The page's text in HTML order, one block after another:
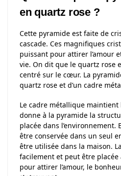
en quartz rose ?
Cette pyramide est faite de
cascade. Ces magnifiques
puissant pour attirer l’amour
vie. On dit que le quartz rose
centré sur le cœur. La
quartz rose et d’un cadre
Le cadre métallique
donne à la pyramide la
placée dans l’environnement.
être conservée dans un seul
être utilisée dans la maison.
facilement et peut être
pour attirer l’amour, le